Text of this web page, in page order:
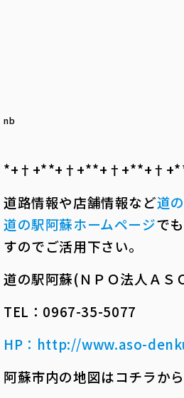
nb
道路情報や店舗情報など道
道の駅阿蘇ホームページで
すのでご活用下さい。
道の駅阿蘇(ＮＰＯ法人ＡＳ
TEL：0967-35-5077
HP ： http://www.aso-
阿蘇市内の地図はコチラから